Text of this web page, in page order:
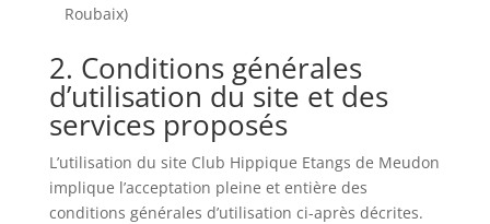
Roubaix)
2. Conditions générales
d’utilisation du site et des
services proposés
L’utilisation du site Club Hippique Etangs de Meudon
implique l’acceptation pleine et entière des
conditions générales d’utilisation ci-après décrites.